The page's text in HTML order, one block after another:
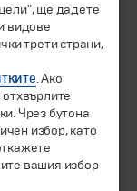
ще дадете
видове
трети страни,
. Ако
Чрез бутона
избор, като
вашия избор